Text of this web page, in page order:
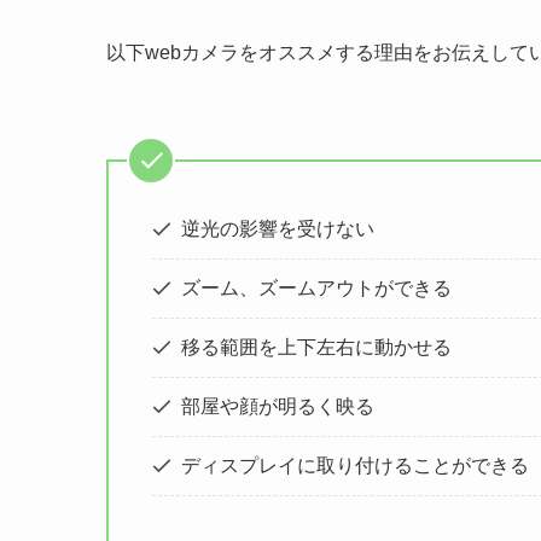
以下webカメラをオススメする理由をお伝えして
逆光の影響を受けない
ズーム、ズームアウトができる
移る範囲を上下左右に動かせる
部屋や顔が明るく映る
ディスプレイに取り付けることができる